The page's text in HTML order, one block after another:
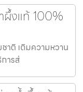
ผึ้งแท้ 100%
าติ เติมความหวาน
ารส่